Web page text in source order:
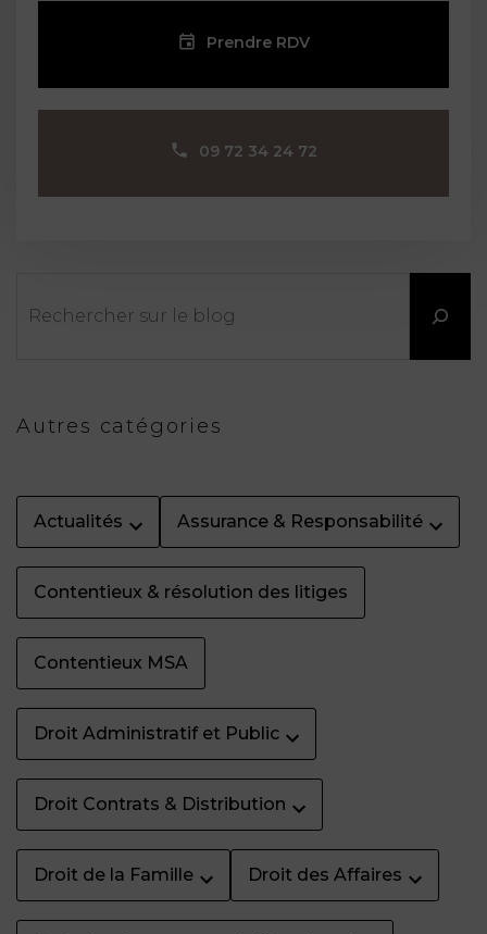
Prendre RDV
09 72 34 24 72
Autres catégories
Actualités Assurance & Responsabilité
Contentieux & résolution des litiges
Contentieux MSA
Droit Administratif et Public
Droit Contrats & Distribution
Droit de la Famille Droit des Affaires